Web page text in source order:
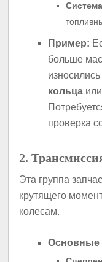
Пример:
больше
износились
кольца
проверка
2.
Эта группа
крутящего
колесам.
Основные